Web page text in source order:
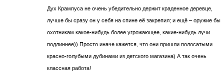
Дух Крампуса не очень убедительно держит краденное деревце,
лучше бы сразу он у себя на спине её закрепил; и ещё – оружие бы
охотникам какое-нибудь более угрожающее, какие-нибудь лучи
подлиннее)) Просто иначе кажется, что они пришли полосатыми
красно-голубыми дубинами из детского магазина) А так очень
классная работа!